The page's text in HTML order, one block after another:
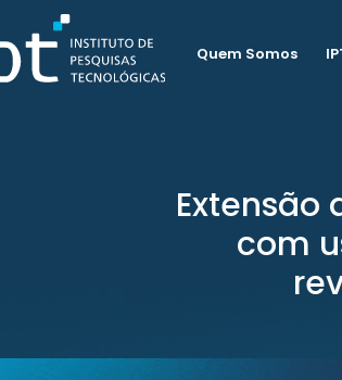
Quem Somos
Extensão
com